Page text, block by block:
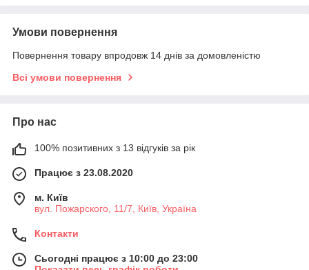
Умови повернення
Повернення товару впродовж 14 днів за домовленістю
Всі умови повернення
Про нас
100% позитивних з 13 відгуків за рік
Працює з 23.08.2020
м. Київ
вул. Пожарского, 11/7, Київ, Україна
Контакти
Сьогодні працює з 10:00 до 23:00